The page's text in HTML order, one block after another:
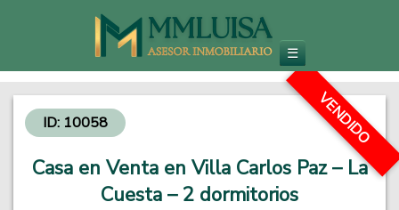
Inmobiliaria en Carlos Paz
Venta de Departamentos y Propiedades - Inversiones Inmobiliarias
☰
ID: 10058
Casa en Venta en Villa Carlos Paz – La
Cuesta – 2 dormitorios
VENDIDO